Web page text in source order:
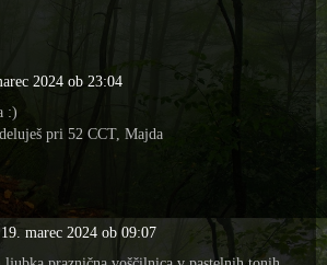
2024 ob 23:04
:)
pri 52 CCT, Majda
19. marec 2024 ob 09:07